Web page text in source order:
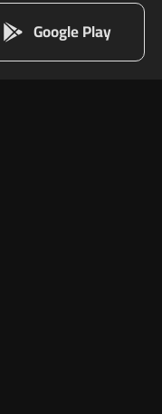
Google Play